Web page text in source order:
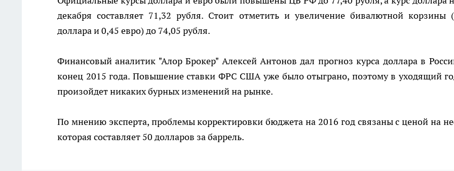
декабря составляет 71,32 рубля. Стоит отметить и увеличение бивалютной корзины
доллара и 0,45 евро) до 74,05 рубля.
Финансовый аналитик "Алор Брокер" Алексей Антонов дал прогноз курса доллара в
конец 2015 года. Повышение ставки ФРС США уже было отыграно, поэтому в уходящий
произойдет никаких бурных изменений на рынке.
По мнению эксперта, проблемы корректировки бюджета на 2016 год связаны с ценой на
которая составляет 50 долларов за баррель.